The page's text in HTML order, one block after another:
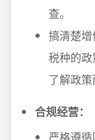
查。
搞清楚
税种的
了解政策
合规经营：